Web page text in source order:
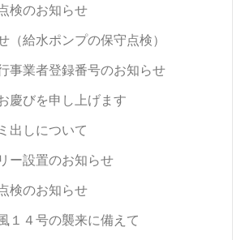
検のお知らせ
（給水ポンプの保守点検）
事業者登録番号のお知らせ
慶びを申し上げます
出しについて
ー設置のお知らせ
検のお知らせ
１４号の襲来に備えて